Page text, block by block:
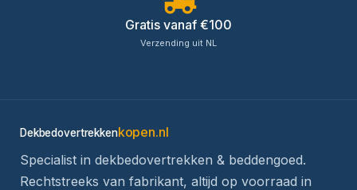
Gratis vanaf €100
Verzending uit NL
Dekbedovertrekkenkopen.nl
Specialist in dekbedovertrekken & beddengoed.
Rechtstreeks van fabrikant, altijd op voorraad in